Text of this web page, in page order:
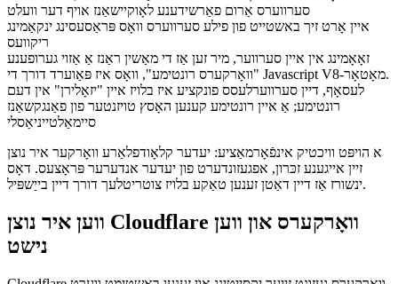
ווי דערמאנט, Cloudflare האט אַ CDN וואָס באשטייט פון פילע
סערווערס אַרום פאַרשידענע לאָוקיישאַנז אויף דער וועלט
איין אָרט זיך באשטייט פון פילע סערווערס וואָס פּראַסעסינג ינקאַמינג
ריקוועס
זאָאָמינג אין איין סערווער, מיר זען אַז די מאַשין ראַנז אַ אַזוי גערופענע
לעסאָף, דיין סערווערלעסס פונקציע איז בלויז איין "יזאָלירן" אין דעם
רונטימע; אַ איין רונטימע קענען האָסץ טויזנטער פון פאַנגקשאַנז
סיימאַלטייניאַסלי
א הויפּט וויכטיק אינפֿאָרמאַציע: יעדער קלאָודפלאַרע וואָרקער איר נוצן
זיין אייגענע זכּרון, אפגעזונדערט פון יעדער אנדערער פּראָצעס. דאָס